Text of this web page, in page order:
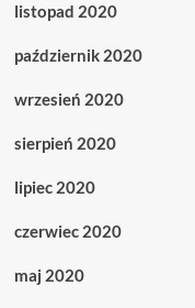
listopad 2020
październik 2020
wrzesień 2020
sierpień 2020
lipiec 2020
czerwiec 2020
maj 2020